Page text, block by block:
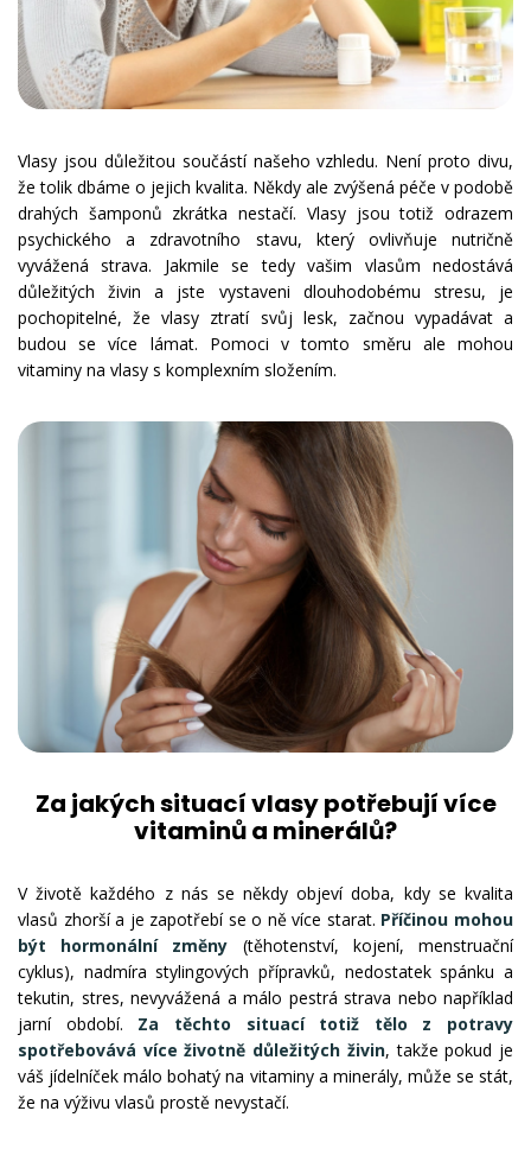
Vlasy jsou důležitou součástí našeho vzhledu. Není proto divu,
že tolik dbáme o jejich kvalita. Někdy ale zvýšená péče v podobě
drahých šamponů zkrátka nestačí. Vlasy jsou totiž odrazem
psychického a zdravotního stavu, který ovlivňuje nutričně
vyvážená strava. Jakmile se tedy vašim vlasům nedostává
důležitých živin a jste vystaveni dlouhodobému stresu, je
pochopitelné, že vlasy ztratí svůj lesk, začnou vypadávat a
budou se více lámat. Pomoci v tomto směru ale mohou
vitaminy na vlasy s komplexním složením.
Za jakých situací vlasy potřebují více
vitaminů a minerálů?
V životě každého z nás se někdy objeví doba, kdy se kvalita
vlasů zhorší a je zapotřebí se o ně více starat. Příčinou mohou
být hormonální změny (těhotenství, kojení, menstruační
cyklus), nadmíra stylingových přípravků, nedostatek spánku a
tekutin, stres, nevyvážená a málo pestrá strava nebo například
jarní období. Za těchto situací totiž tělo z potravy
spotřebovává více životně důležitých živin, takže pokud je
váš jídelníček málo bohatý na vitaminy a minerály, může se stát,
že na výživu vlasů prostě nevystačí.